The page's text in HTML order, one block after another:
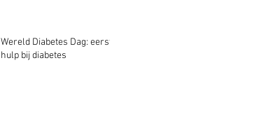
Wereld Diabetes Dag: eerste
hulp bij diabetes